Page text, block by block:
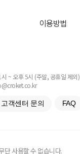
이용방법
~ 오후 5시 (주말, 공휴일 제외)
객센터 문의 FAQ
단 사용할 수 없습니다.